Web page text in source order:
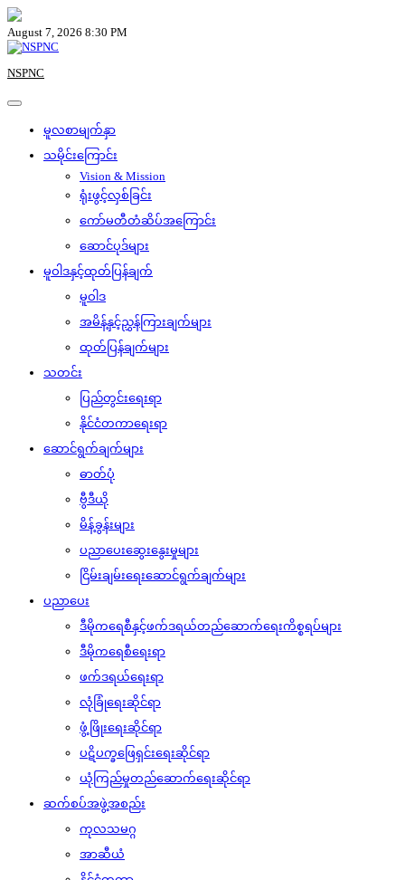
Skip
to
content
August 7, 2026 8:30 PM
NSPNC
မူလစာမျက်နှာ
သမိုင်းကြောင်း
Vision & Mission
ရုံးဖွင့်လှစ်ခြင်း
ကော်မတီတံဆိပ်အကြောင်း
ဆောင်ပုဒ်များ
မူဝါဒနှင့်ထုတ်ပြန်ချက်
မူဝါဒ
အမိန့်နှင့်ညွှန်ကြားချက်များ
ထုတ်ပြန်ချက်များ
သတင်း
ပြည်တွင်းရေးရာ
နိုင်ငံတကာရေးရာ
ဆောင်ရွက်ချက်များ
ဓာတ်ပုံ
ဗွီဒီယို
မိန့်ခွန်းများ
ပညာပေးဆွေးနွေးမှုများ
ငြိမ်းချမ်းရေးဆောင်ရွက်ချက်များ
ပညာပေး
ဒီမိုကရေစီနှင့်ဖက်ဒရယ်တည်ဆောက်‌ရေးကိစ္စရပ်များ
ဒီမိုကရေစီရေးရာ
ဖက်ဒရယ်ရေးရာ
လုံခြုံရေးဆိုင်ရာ
ဖွံ့ဖြိုးရေးဆိုင်ရာ
ပဋိပက္ခဖြေရှင်းရေးဆိုင်ရာ
ယုံကြည်မှုတည်ဆောက်ရေးဆိုင်ရာ
ဆက်စပ်အဖွဲ့အစည်း
ကုလသမဂ္ဂ
အာဆီယံ